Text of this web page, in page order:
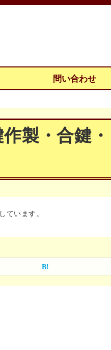
問い合わせ
製・合鍵・
ています。